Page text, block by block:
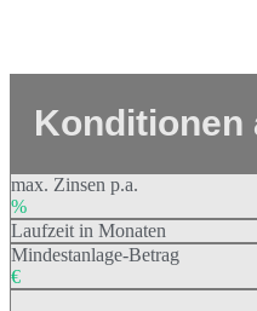
Konditionen
max. Zinsen p.a.
%
Laufzeit in Monaten
Mindestanlage-Betrag
€